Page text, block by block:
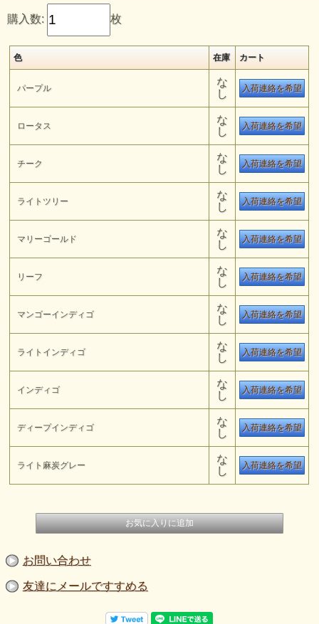
購入数: 枚
色 在庫 カート
パープル
な
し
入荷連絡を希望
ロータス
な
し
入荷連絡を希望
チーク
な
し
入荷連絡を希望
ライトツリー
な
し
入荷連絡を希望
マリーゴールド
な
し
入荷連絡を希望
リーフ
な
し
入荷連絡を希望
マンゴーインディゴ
な
し
入荷連絡を希望
ライトインディゴ
な
し
入荷連絡を希望
インディゴ
な
し
入荷連絡を希望
ディープインディゴ
な
し
入荷連絡を希望
ライト麻炭グレー
な
し
入荷連絡を希望
お問い合わせ
友達にメールですすめる